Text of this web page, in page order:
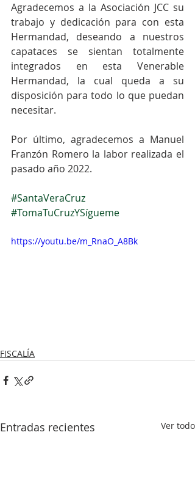
Agradecemos a la Asociación JCC su
trabajo y dedicación para con esta
Hermandad, deseando a nuestros
capataces se sientan totalmente
integrados en esta Venerable
Hermandad, la cual queda a su
disposición para todo lo que puedan
necesitar.
Por último, agradecemos a Manuel
Franzón Romero la labor realizada el
pasado año 2022.
#SantaVeraCruz
#TomaTuCruzYSígueme
https://youtu.be/m_RnaO_A8Bk
FISCALÍA
Entradas recientes Ver todo